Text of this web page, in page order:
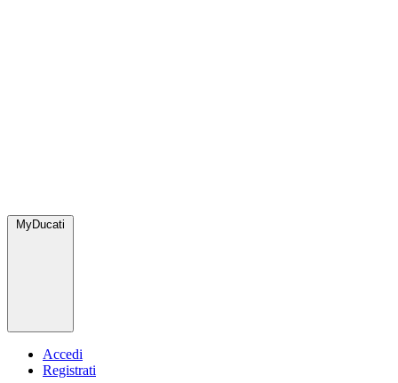
MyDucati
Accedi
Registrati